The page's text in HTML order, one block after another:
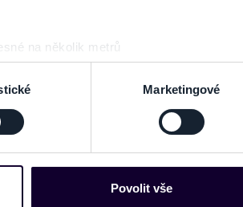
na několik metrů
(otisk prstu)
v
části s podrobnostmi. Svůj souhlas
Tyto informace mohou představovat
nebo k personalizaci obsahu a reklam.
Marketingové
Povolit vše